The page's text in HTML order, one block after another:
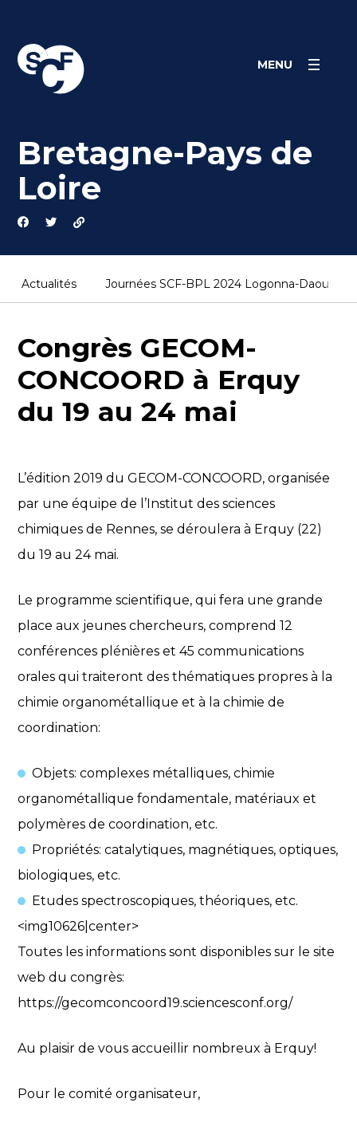
content
MENU
Bretagne-Pays de
Loire
Actualités Journées SCF-BPL 2024 Logonna-Daoulas
Congrès GECOM-
CONCOORD à Erquy
du 19 au 24 mai
L’édition 2019 du GECOM-CONCOORD, organisée
par une équipe de l’Institut des sciences
chimiques de Rennes, se déroulera à Erquy (22)
du 19 au 24 mai.
Le programme scientifique, qui fera une grande
place aux jeunes chercheurs, comprend 12
conférences plénières et 45 communications
orales qui traiteront des thématiques propres à la
chimie organométallique et à la chimie de
coordination:
Objets: complexes métalliques, chimie
organométallique fondamentale, matériaux et
polymères de coordination, etc.
Propriétés: catalytiques, magnétiques, optiques,
biologiques, etc.
Etudes spectroscopiques, théoriques, etc.
<img10626|center>
Toutes les informations sont disponibles sur le site
web du congrès:
https://gecomconcoord19.sciencesconf.org/
Au plaisir de vous accueillir nombreux à Erquy!
Pour le comité organisateur,